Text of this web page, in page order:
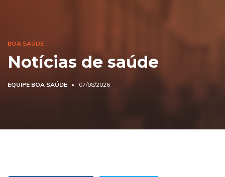
BOA SAÚDE
Notícias de saúde
EQUIPE BOA SAÚDE 07/08/2026